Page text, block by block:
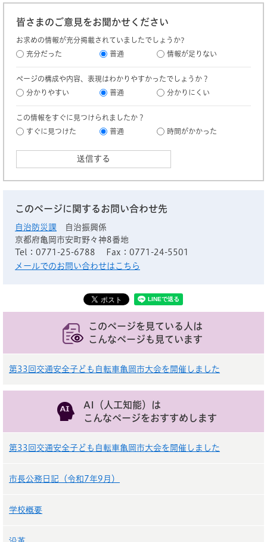
皆さまのご意見をお聞かせください
お求めの情報が充分掲載されていましたでしょうか?
充分だった
普通 情報が足りない
ページの構成や内容、表現はわかりやすかったでしょうか？
分かりやすい
普通 分かりにくい
この情報をすぐに見つけられましたか？
すぐに見つけた
普通 時間がかかった
このページに関するお問い合わせ先
自治防災課
自治振興係
京都府亀岡市安町野々神8番地
Tel：0771-25-6788
Fax：0771-24-5501
メールでのお問い合わせはこちら
このページを見ている人は
こんなページも見ています
第33回交通安全子ども自転車亀岡市大会を開催しました
AI（人工知能）は
こんなページをおすすめします
第33回交通安全子ども自転車亀岡市大会を開催しました
市長公務日記（令和7年9月）
学校概要